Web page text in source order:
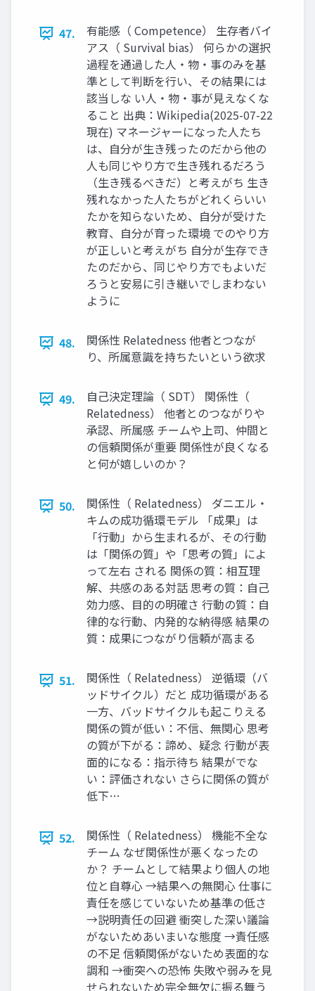
47.
有能感（ Competence） 生存者バイ
アス（ Survival bias） 何らかの選択
過程を通過した人・物・事のみを基
準として判断を行い、その結果には
該当しな い人・物・事が見えなくな
ること 出典：Wikipedia(2025-07-22
現在) マネージャーになった人たち
は、自分が生き残ったのだから他の
人も同じやり方で生き残れるだろう
（生き残るべきだ）と考えがち 生き
残れなかった人たちがどれくらいい
たかを知らないため、自分が受けた
教育、自分が育った環境 でのやり方
が正しいと考えがち 自分が生存でき
たのだから、同じやり方でもよいだ
ろうと安易に引き継いでしまわない
ように
48.
関係性 Relatedness 他者とつなが
り、所属意識を持ちたいという欲求
49.
自己決定理論（ SDT） 関係性（
Relatedness） 他者とのつながりや
承認、所属感 チームや上司、仲間と
の信頼関係が重要 関係性が良くなる
と何が嬉しいのか？
50.
関係性（ Relatedness） ダニエル・
キムの成功循環モデル 「成果」は
「行動」から生まれるが、その行動
は「関係の質」や「思考の質」によ
って左右 される 関係の質：相互理
解、共感のある対話 思考の質：自己
効力感、目的の明確さ 行動の質：自
律的な行動、内発的な納得感 結果の
質：成果につながり信頼が高まる
51.
関係性（ Relatedness） 逆循環（バ
ッドサイクル）だと 成功循環がある
一方、バッドサイクルも起こりえる
関係の質が低い：不信、無関心 思考
の質が下がる：諦め、疑念 行動が表
面的になる：指示待ち 結果がでな
い：評価されない さらに関係の質が
低下…
52.
関係性（ Relatedness） 機能不全な
チーム なぜ関係性が悪くなったの
か？ チームとして結果より個人の地
位と自尊心 →結果への無関心 仕事に
責任を感じていないため基準の低さ
→説明責任の回避 衝突した深い議論
がないためあいまいな態度 →責任感
の不足 信頼関係がないため表面的な
調和 →衝突への恐怖 失敗や弱みを見
せられないため完全無欠に振る舞う